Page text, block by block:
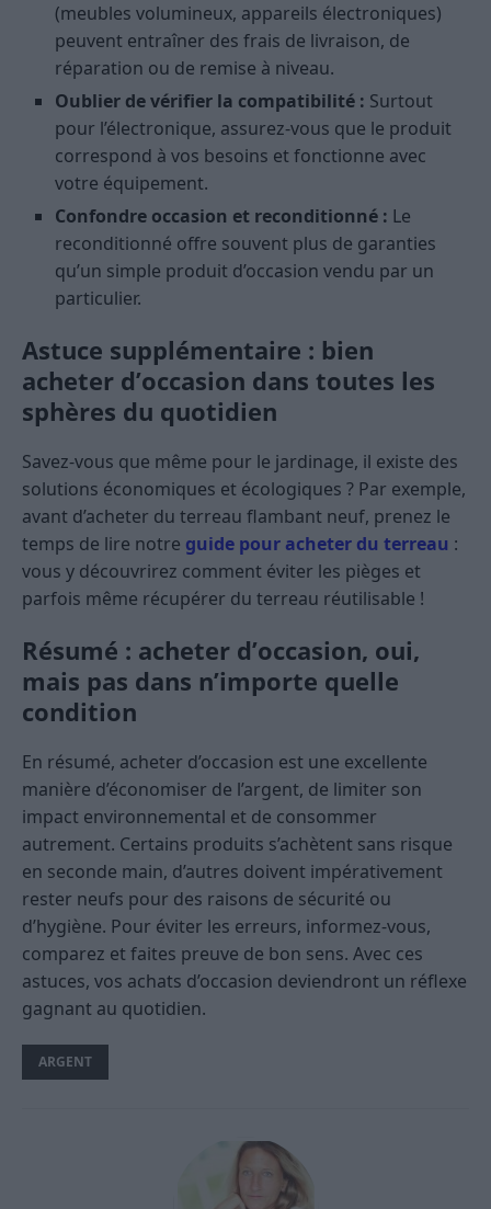
(meubles volumineux, appareils électroniques)
peuvent entraîner des frais de livraison, de
réparation ou de remise à niveau.
Oublier de vérifier la compatibilité : Surtout
pour l’électronique, assurez-vous que le produit
correspond à vos besoins et fonctionne avec
votre équipement.
Confondre occasion et reconditionné : Le
reconditionné offre souvent plus de garanties
qu’un simple produit d’occasion vendu par un
particulier.
Astuce supplémentaire : bien
acheter d’occasion dans toutes les
sphères du quotidien
Savez-vous que même pour le jardinage, il existe des
solutions économiques et écologiques ? Par exemple,
avant d’acheter du terreau flambant neuf, prenez le
temps de lire notre guide pour acheter du terreau :
vous y découvrirez comment éviter les pièges et
parfois même récupérer du terreau réutilisable !
Résumé : acheter d’occasion, oui,
mais pas dans n’importe quelle
condition
En résumé, acheter d’occasion est une excellente
manière d’économiser de l’argent, de limiter son
impact environnemental et de consommer
autrement. Certains produits s’achètent sans risque
en seconde main, d’autres doivent impérativement
rester neufs pour des raisons de sécurité ou
d’hygiène. Pour éviter les erreurs, informez-vous,
comparez et faites preuve de bon sens. Avec ces
astuces, vos achats d’occasion deviendront un réflexe
gagnant au quotidien.
ARGENT